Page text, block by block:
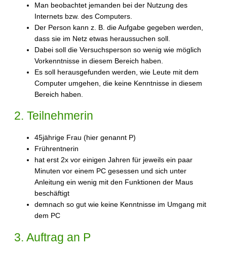
Man beobachtet jemanden bei der Nutzung des
Internets bzw. des Computers.
Der Person kann z. B. die Aufgabe gegeben werden,
dass sie im Netz etwas heraussuchen soll.
Dabei soll die Versuchsperson so wenig wie möglich
Vorkenntnisse in diesem Bereich haben.
Es soll herausgefunden werden, wie Leute mit dem
Computer umgehen, die keine Kenntnisse in diesem
Bereich haben.
2. Teilnehmerin
45jährige Frau (hier genannt P)
Frührentnerin
hat erst 2x vor einigen Jahren für jeweils ein paar
Minuten vor einem PC gesessen und sich unter
Anleitung ein wenig mit den Funktionen der Maus
beschäftigt
demnach so gut wie keine Kenntnisse im Umgang mit
dem PC
3. Auftrag an P